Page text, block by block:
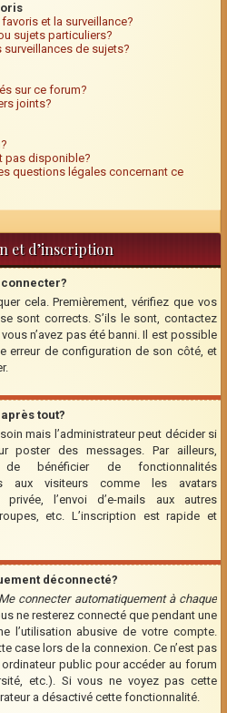
et la surveillance?
sujets particuliers?
de sujets?
sur ce forum?
joints?
pas disponible?
questions légales concernant ce
et d’inscription
cela. Premièrement, vérifiez que vos
sont corrects. S’ils le sont, contactez
n’avez pas été banni. Il est possible
erreur de configuration de son côté, et
tout?
mais l’administrateur peut décider si
poster des messages. Par ailleurs,
de bénéficier de fonctionnalités
aux visiteurs comme les avatars
l’envoi d’e-mails aux autres
etc. L’inscription est rapide et
déconnecté?
Me connecter automatiquement à chaque
ne resterez connecté que pendant une
l’utilisation abusive de votre compte.
case lors de la connexion. Ce n’est pas
public pour accéder au forum
etc.). Si vous ne voyez pas cette
a désactivé cette fonctionnalité.